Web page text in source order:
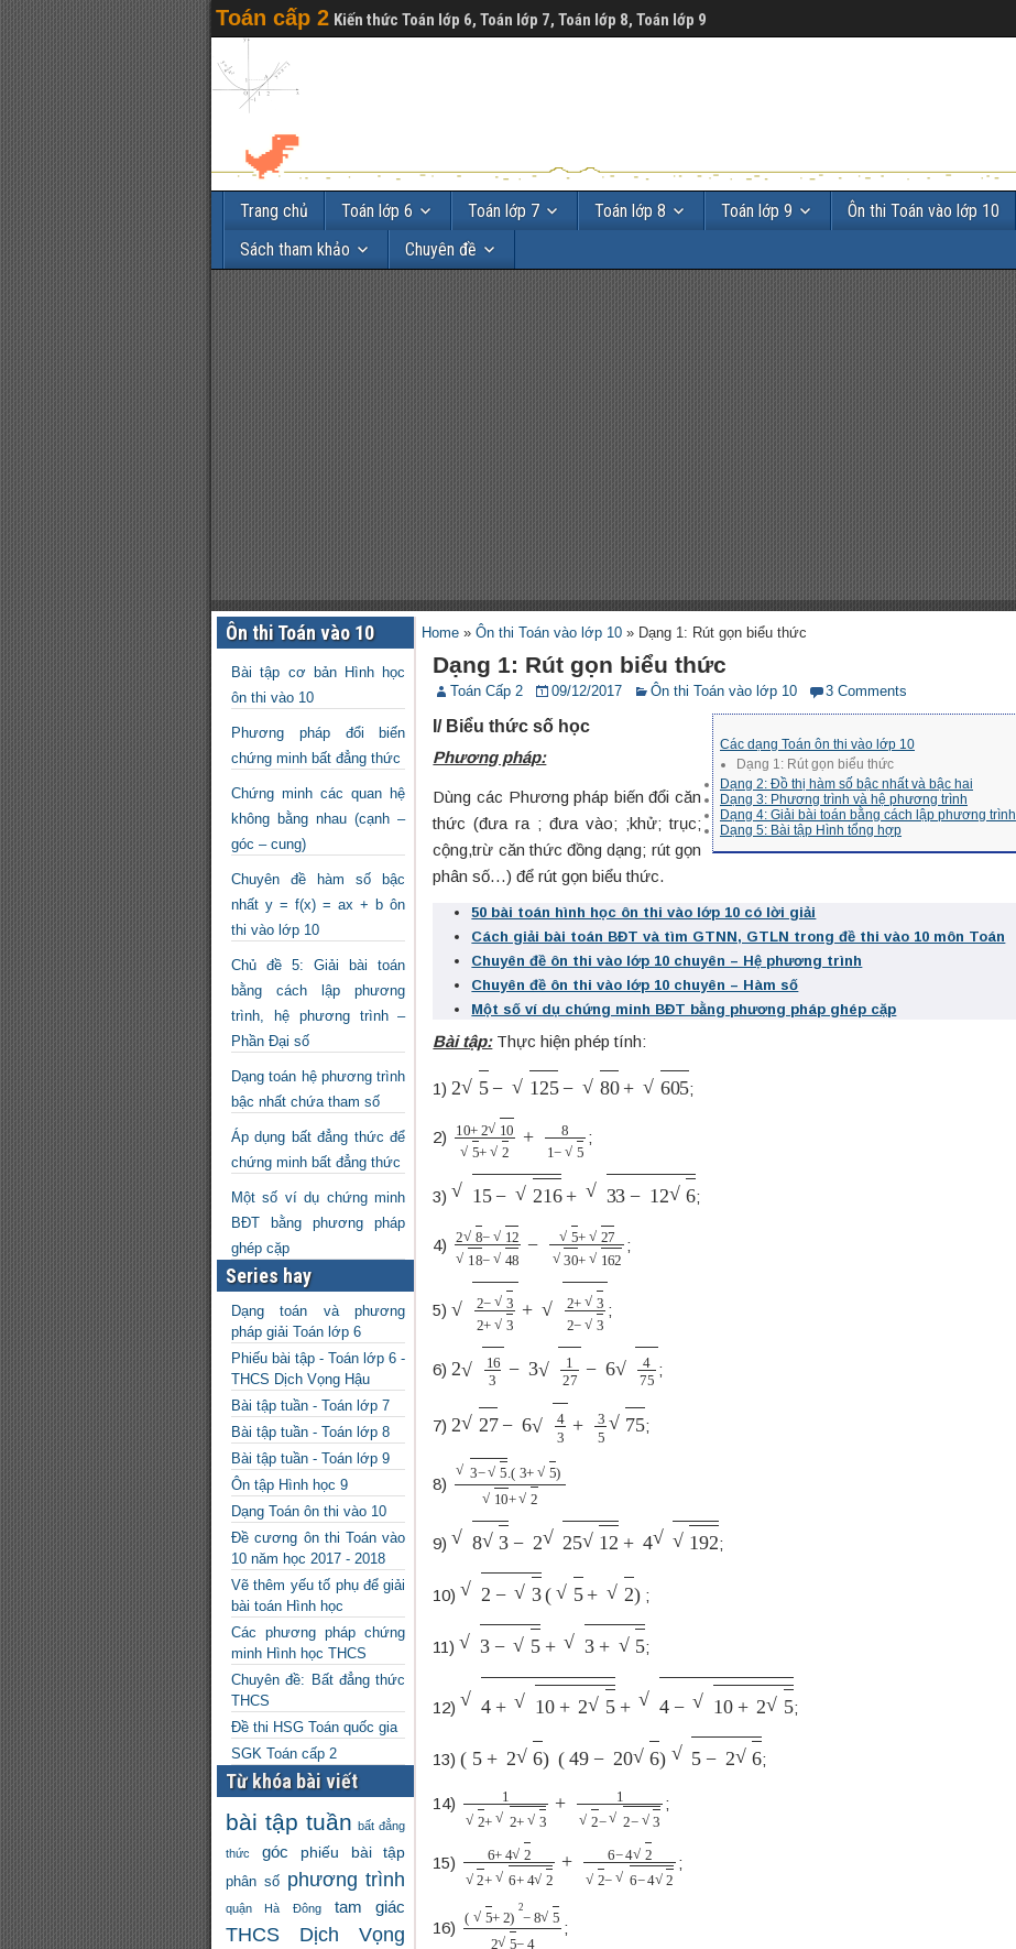
Toán cấp 2 Kiến thức Toán lớp 6, Toán lớp 7, Toán lớp 8, Toán lớp 9
Trang chủ Toán lớp 6 Toán lớp 7 Toán lớp 8 Toán lớp 9 Ôn thi Toán vào lớp 10
Sách tham khảo
Chuyên đề
Ôn thi Toán vào 10
Bài tập cơ bản Hình học
ôn thi vào 10
Phương pháp đổi biến
chứng minh bất đẳng thức
Chứng minh các quan hệ
không bằng nhau (cạnh –
góc – cung)
Chuyên đề hàm số bậc
nhất y = f(x) = ax + b ôn
thi vào lớp 10
Chủ đề 5: Giải bài toán
bằng cách lập phương
trình, hệ phương trình –
Phần Đại số
Dạng toán hệ phương trình
bậc nhất chứa tham số
Áp dụng bất đẳng thức để
chứng minh bất đẳng thức
Một số ví dụ chứng minh
BĐT bằng phương pháp
ghép cặp
Series hay
Dạng toán và phương
pháp giải Toán lớp 6
Phiếu bài tập - Toán lớp 6 -
THCS Dịch Vọng Hậu
Bài tập tuần - Toán lớp 7
Bài tập tuần - Toán lớp 8
Bài tập tuần - Toán lớp 9
Ôn tập Hình học 9
Dạng Toán ôn thi vào 10
Đề cương ôn thi Toán vào
10 năm học 2017 - 2018
Vẽ thêm yếu tố phụ để giải
bài toán Hình học
Các phương pháp chứng
minh Hình học THCS
Chuyên đề: Bất đẳng thức
THCS
Đề thi HSG Toán quốc gia
SGK Toán cấp 2
Từ khóa bài viết
bài tập tuần bất đẳng
thức góc phiếu bài tập
phân số phương trình
quận Hà Đông tam giác
THCS Dịch Vọng
Home »Ôn thi Toán vào lớp 10 » Dạng 1: Rút gọn biểu thức
Dạng 1: Rút gọn biểu thức
Toán Cấp 2 09/12/2017 Ôn thi Toán vào lớp 10 3 Comments
Các dạng Toán ôn thi vào lớp 10
Dạng 1: Rút gọn biểu thức
Dạng 2: Đồ thị hàm số bậc nhất và bậc hai
Dạng 3: Phương trình và hệ phương trình
Dạng 4: Giải bài toán bằng cách lập phương trình
Dạng 5: Bài tập Hình tổng hợp
I/ Biểu thức số học
Phương pháp:
Dùng các Phương pháp biến đổi căn
thức (đưa ra ; đưa vào; ;khử; trục;
cộng,trừ căn thức đồng dạng; rút gọn
phân số…) để rút gọn biểu thức.
50 bài toán hình học ôn thi vào lớp 10 có lời giải
Cách giải bài toán BĐT và tìm GTNN, GTLN trong đề thi vào 10 môn Toán
Chuyên đề ôn thi vào lớp 10 chuyên – Hệ phương trình
Chuyên đề ôn thi vào lớp 10 chuyên – Hàm số
Một số ví dụ chứng minh BĐT bằng phương pháp ghép cặp
Bài tập:Thực hiện phép tính:
1) 2 5 −125 − 80+ 605 ;
2) 10+2 10 +8 ;
3) 15−216 + 33− 6 ;
4) 28 −1218 48−5+27 ;
5) 2 32+3 + 2−3 ;
6) 2 16 3− 27 6 ;
7) 227−6 3+3 575 ;
8) 3−5.
(3 +5) 10+2
9) 8 3− 2 25 12+4 192 ;
10) 2 −3 +2) ;
11)3 −5 + 5 ;
12) 4 10 +2 5+4 10+2 ;
13)( 5+ 2 6)(49 206 −26 ;
14) 2+ ;
15) 422+6 2 −422 − ;
16) (5+2)2−85 2 ;